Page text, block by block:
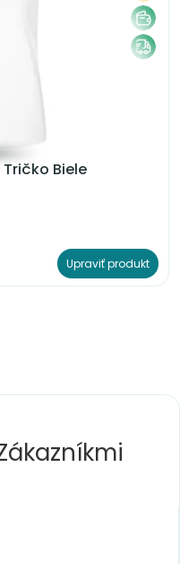
Biele
Upraviť produkt